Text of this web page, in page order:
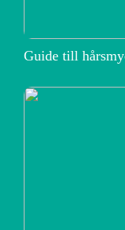
Guide till